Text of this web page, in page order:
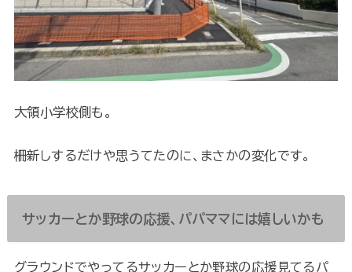
大領小学校側も。
柵新しするだけや思うてたのに、まさかの変化です。
サッカーとか野球の応援、パパママには嬉しいかも
グラウンドでやってるサッカーとか野球の応援見てるパ